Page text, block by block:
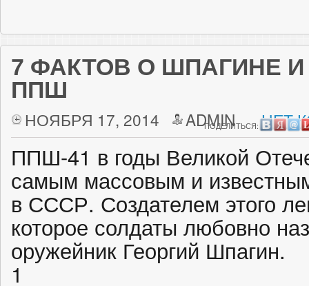
7 ФАКТОВ О ШПАГИНЕ
ППШ
НОЯБРЯ 17, 2014 ADMIN НЕТ
ПОДЕЛИТЬСЯ:
ППШ-41 в годы Великой
самым массовым и
в СССР. Создателем этого
которое солдаты любовно
оружейник Георгий Шпагин.
1